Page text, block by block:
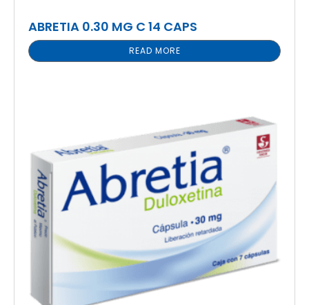
ABRETIA 0.30 MG C 14 CAPS
READ MORE